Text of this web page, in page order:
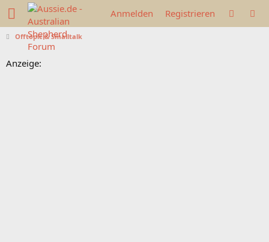
Anmelden Registrieren
Offtopic & Smalltalk
Anzeige: